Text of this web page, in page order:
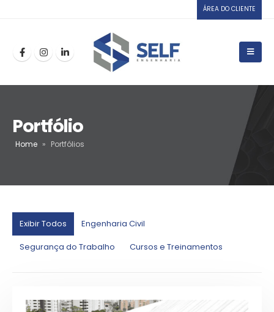
ÁREA DO CLIENTE
Portfólio
Home » Portfólios
Exibir Todos
Engenharia Civil
Segurança do Trabalho
Cursos e Treinamentos